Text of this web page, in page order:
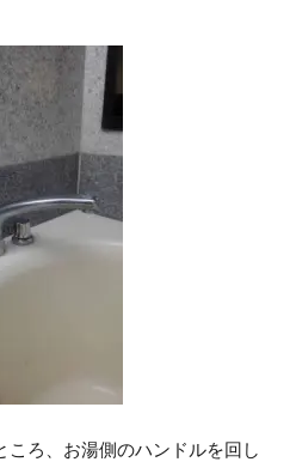
ころ、お湯側のハンドルを回し